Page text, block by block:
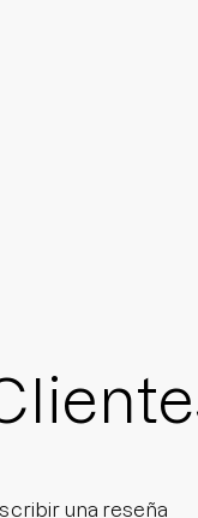
una reseña